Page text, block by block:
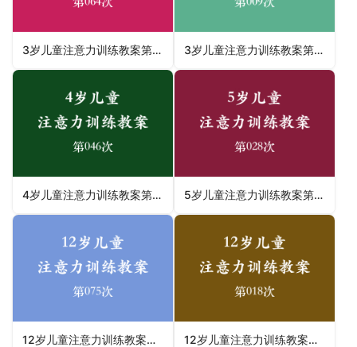
3岁儿童注意力训练教案第064次 共96次 3岁儿童注意力训练教案第009次 共96次
4岁儿童注意力训练教案第046次 共96次 5岁儿童注意力训练教案第028次 共96次
12岁儿童注意力训练教案第075次 共96次 12岁儿童注意力训练教案第018次 共96次